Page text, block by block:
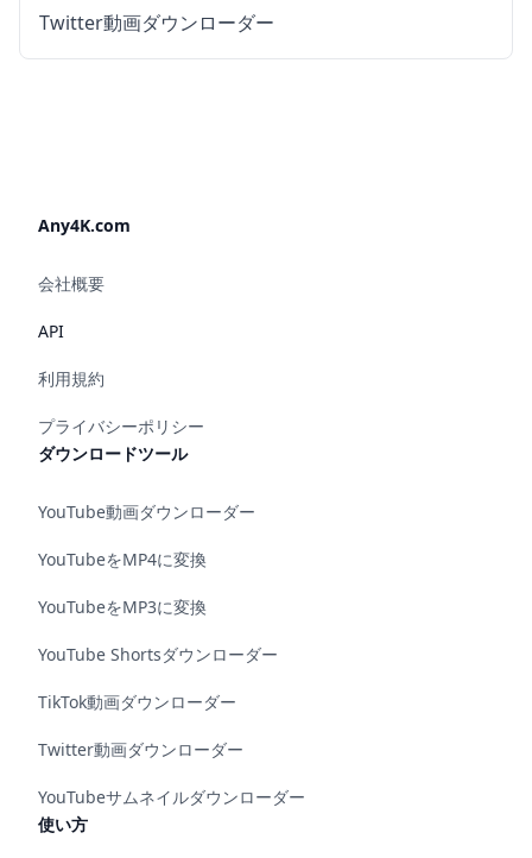
Twitter動画ダウンローダー
Any4K.com
会社概要
API
利用規約
プライバシーポリシー
ダウンロードツール
YouTube動画ダウンローダー
YouTubeをMP4に変換
YouTubeをMP3に変換
YouTube Shortsダウンローダー
TikTok動画ダウンローダー
Twitter動画ダウンローダー
YouTubeサムネイルダウンローダー
使い方